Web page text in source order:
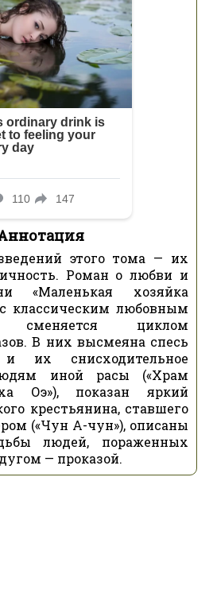
этого тома — их
Роман о любви и
«Маленькая хозяйка
классическим любовным
сменяется циклом
В них высмеяна спесь
их снисходительное
иной расы («Храм
Оэ»), показан яркий
крестьянина, ставшего
(«Чун А-чун»), описаны
людей, пораженных
— проказой.